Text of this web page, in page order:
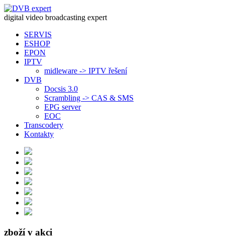
digital video broadcasting expert
SERVIS
ESHOP
EPON
IPTV
midleware -> IPTV řešení
DVB
Docsis 3.0
Scrambling -> CAS & SMS
EPG server
EOC
Transcodery
Kontakty
zboží v akci